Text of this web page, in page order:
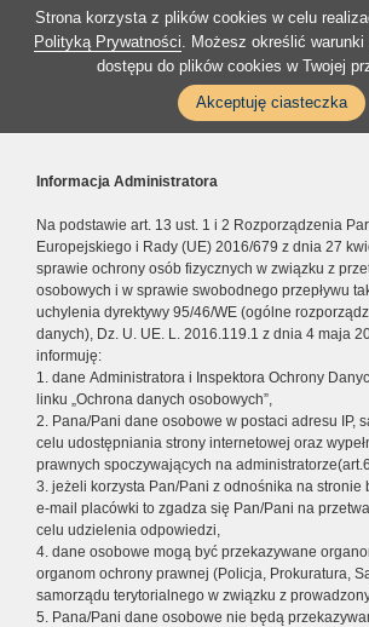
Strona korzysta z plików cookies w celu
Polityką Prywatności. Możesz określić warunki
dostępu do plików cookies w Twojej
Akceptuję ciasteczka
Informacja Administratora
Na podstawie art. 13 ust. 1 i 2 Rozporządzenia
Europejskiego i Rady (UE) 2016/679 z dnia 27
sprawie ochrony osób fizycznych w związku z
osobowych i w sprawie swobodnego przepływu
uchylenia dyrektywy 95/46/WE (ogólne
danych), Dz. U. UE. L. 2016.119.1 z dnia 4 maja
informuję:
1. dane Administratora i Inspektora Ochrony
linku „Ochrona danych osobowych”,
2. Pana/Pani dane osobowe w postaci adresu IP,
celu udostępniania strony internetowej oraz
prawnych spoczywających na
3. jeżeli korzysta Pan/Pani z odnośnika na stronie
e-mail placówki to zgadza się Pan/Pani na
celu udzielenia odpowiedzi,
4. dane osobowe mogą być przekazywane
organom ochrony prawnej (Policja, Prokuratura,
samorządu terytorialnego w związku z
5. Pana/Pani dane osobowe nie będą